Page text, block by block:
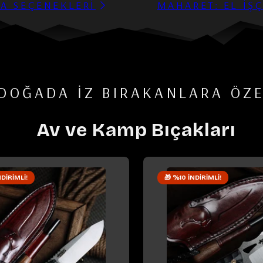
SEÇENEKLERİ MAHARET: EL
İZ BIRAKANLARA
Av ve Kamp Bıçakları
🎁 %10 İNDIRIMLI!